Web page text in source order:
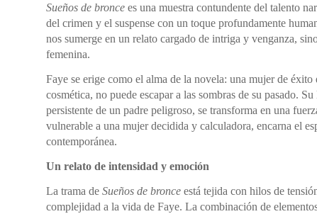
Sueños de bronce es una muestra contundente del talento
del crimen y el suspense con un toque profundamente
nos sumerge en un relato cargado de intriga y venganza,
femenina.
Faye se erige como el alma de la novela: una mujer de
cosmética, no puede escapar a las sombras de su pasado.
persistente de un padre peligroso, se transforma en una
vulnerable a una mujer decidida y calculadora, encarna el
contemporánea.
Un relato de intensidad y emoción
La trama de Sueños de bronce está tejida con hilos de
complejidad a la vida de Faye. La combinación de